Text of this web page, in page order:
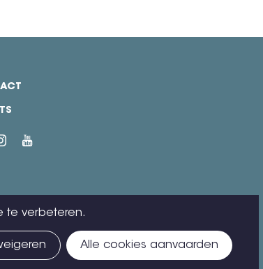
te verbeteren.
Alle cookies aanvaarden